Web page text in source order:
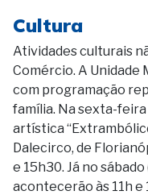
Cultura
Atividades culturais
Comércio. A Unidade
com programação
família. Na sexta-
artística
Dalecirco, de
e 15h30. Já no
acontecerão às 11h